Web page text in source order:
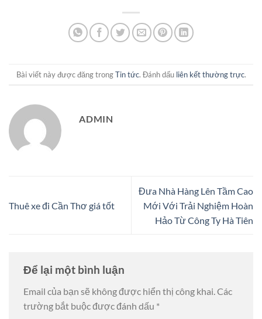
Bài viết này được đăng trongTin tức. Đánh dấu liên kết thường trực.
ADMIN
Thuê xe đi Cần Thơ giá tốt
Đưa Nhà Hàng Lên Tầm Cao
Mới Với Trải Nghiệm Hoàn
Hảo Từ Công Ty Hà Tiên
Để lại một bình luận
Email của bạn sẽ không được hiển thị công khai.Các
trường bắt buộc được đánh dấu *